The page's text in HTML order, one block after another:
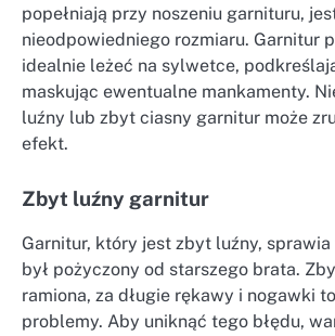
popełniają przy noszeniu garnituru,
nieodpowiedniego rozmiaru. Garnitur
idealnie leżeć na sylwetce,
maskując ewentualne mankamenty.
luźny lub zbyt ciasny garnitur może
efekt.
Zbyt luźny garnitur
Garnitur, który jest zbyt luźny,
był pożyczony od starszego brata.
ramiona, za długie rękawy i nogawki
problemy. Aby uniknąć tego błędu,